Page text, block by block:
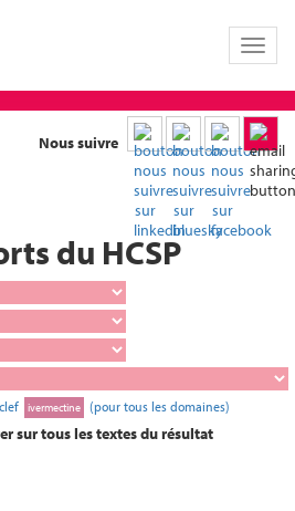
Toggle
Nous suivre
du HCSP
ivermectine (pour tous les domaines)
sur tous les textes du résultat